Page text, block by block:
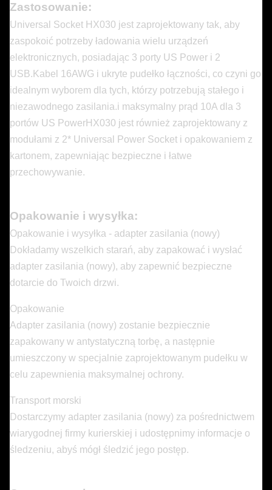
Zastosowanie:
Universal Socket HX030 jest zaprojektowany tak, aby
zaspokoić potrzeby ładowania wielu urządzeń
elektronicznych, posiadając 3 porty US Power i 2
USB.Kabel 16AWG i ukryte pudełko łączności, co czyni go
idealnym wyborem dla tych, którzy potrzebują stałego i
niezawodnego zasilania.i maksymalny prąd 10A dla 3
portów US PowerHX030 jest również zaprojektowany z
modułami z 2* Universal Power Socket i opakowaniem z
kartonem, zapewniając bezpieczne i łatwe
przechowywanie.
Opakowanie i wysyłka:
Opakowanie i wysyłka - adapter zasilania (nowy)
Dokładamy wszelkich starań, aby zapakować i wysłać
adapter zasilania (nowy), aby zapewnić bezpieczne
dotarcie do Twoich drzwi.
Opakowanie
Adapter zasilania (nowy) zostanie bezpiecznie
zapakowany w antystatyczną torbę, a następnie
umieszczony w specjalnie zaprojektowanym pudełku w
celu zapewnienia maksymalnej ochrony.
Transport morski
Dostarczymy adapter zasilania (nowy) za pośrednictwem
wiarygodnej firmy kurierskiej i udostępnimy informacje o
śledzeniu, abyś mógł śledzić jego postęp.